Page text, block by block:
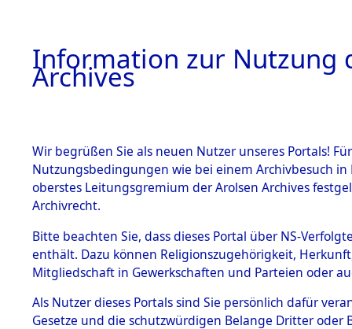
BESTÄNDE
1.
mente
5. Verschiedenes
Information zur Nutzung
Archives
Wir begrüßen Sie als neuen Nutzer unseres Portals!
Nutzungsbedingungen wie bei einem Archivbesuch
oberstes Leitungsgremium der Arolsen Archives
Archivrecht.
Bitte beachten Sie, dass dieses Portal über NS-
enthält. Dazu können Religionszugehörigkeit,
Mitgliedschaft in Gewerkschaften und Parteien oder
Als Nutzer dieses Portals sind Sie persönlich dafür
Gesetze und die schutzwürdigen Belange Dritter